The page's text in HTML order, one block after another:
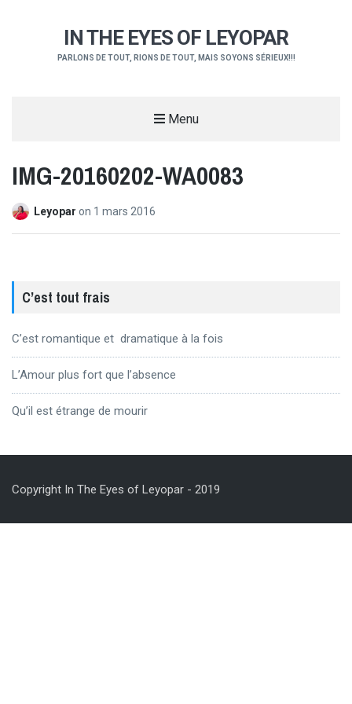
IN THE EYES OF LEYOPAR
PARLONS DE TOUT, RIONS DE TOUT, MAIS SOYONS SÉRIEUX!!!
Menu
IMG-20160202-WA0083
Leyopar on 1 mars 2016
C’est tout frais
C’est romantique et dramatique à la fois
L’Amour plus fort que l’absence
Qu’il est étrange de mourir
Copyright In The Eyes of Leyopar - 2019